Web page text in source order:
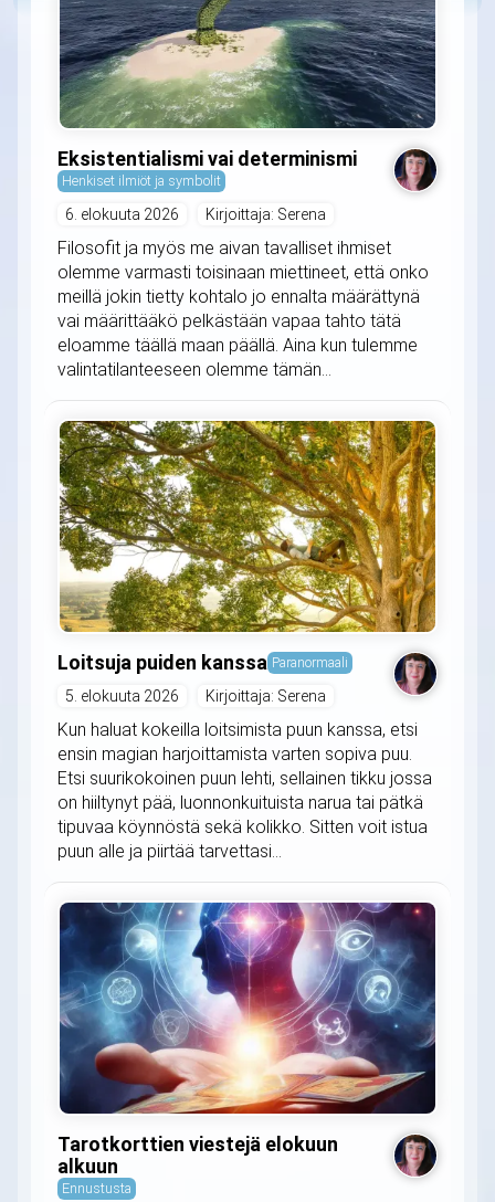
Eksistentialismi vai determinismi
Henkiset ilmiöt ja symbolit
6. elokuuta 2026 Kirjoittaja: Serena
Filosofit ja myös me aivan tavalliset ihmiset
olemme varmasti toisinaan miettineet, että onko
meillä jokin tietty kohtalo jo ennalta määrättynä
vai määrittääkö pelkästään vapaa tahto tätä
eloamme täällä maan päällä. Aina kun tulemme
valintatilanteeseen olemme tämän...
Loitsuja puiden kanssa Paranormaali
5. elokuuta 2026 Kirjoittaja: Serena
Kun haluat kokeilla loitsimista puun kanssa, etsi
ensin magian harjoittamista varten sopiva puu.
Etsi suurikokoinen puun lehti, sellainen tikku jossa
on hiiltynyt pää, luonnonkuituista narua tai pätkä
tipuvaa köynnöstä sekä kolikko. Sitten voit istua
puun alle ja piirtää tarvettasi...
Tarotkorttien viestejä elokuun
alkuun
Ennustusta